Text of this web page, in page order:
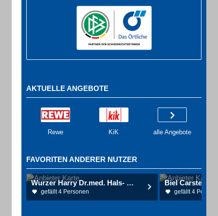
AKTUELLE ANGEBOTE
Rewe KiK alle Angebote
FAVORITEN ANDERER NUTZER
Wurzer Harry Dr.med. Hals- Nasen- Ohrenarzt
gefällt 4 Personen gefällt 4